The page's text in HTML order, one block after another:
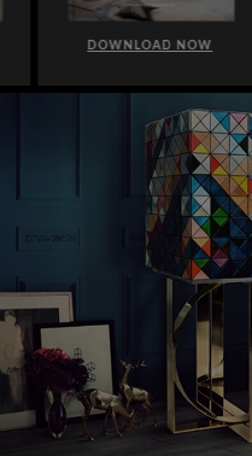
DOWNLOAD NOW